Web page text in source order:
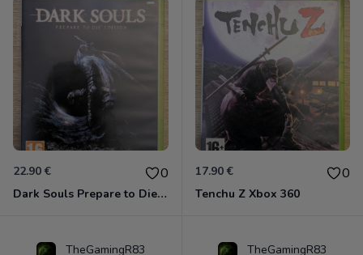
22.90 € 0
Dark Souls Prepare to Die Edition XBOX 360
17.90 € 0
Tenchu Z Xbox 360
TheGamingR83 TheGamingR83